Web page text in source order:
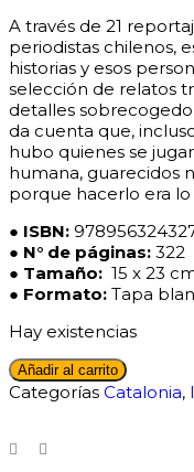
A través de 21
periodistas chilenos,
historias y esos
selección de relatos
detalles
da cuenta que,
hubo quienes se
humana, guarecidos
porque hacerlo era
● ISBN:
● N° de páginas: 322
● Tamaño: 15 x 23
● Formato: Tapa
Hay existencias
Añadir al carrito
Categorías Catalonia,